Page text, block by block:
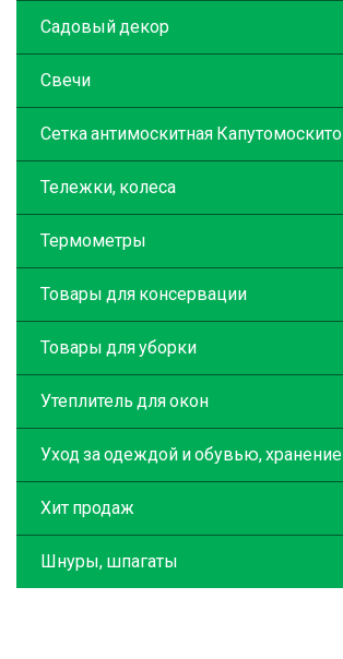
Садовый декор
Свечи
Сетка антимоскитная Капутомоскито
Тележки, колеса
Термометры
Товары для консервации
Товары для уборки
Утеплитель для окон
Уход за одеждой и обувью, хранение
Хит продаж
Шнуры, шпагаты